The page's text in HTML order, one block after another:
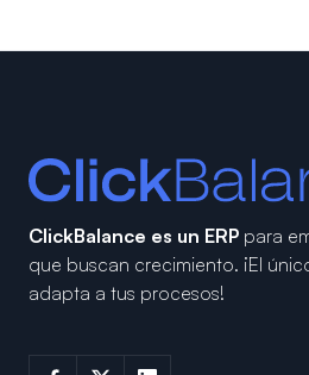
ClickBalance es un ERP para
que buscan crecimiento. ¡El
adapta a tus procesos!